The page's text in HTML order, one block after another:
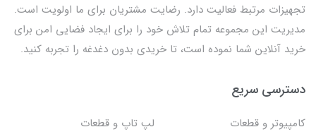
تجهیزات مرتبط فعالیت دارد. رضایت مشتریان برای ما اولویت است.
مدیریت این مجموعه تمام تلاش خود را برای ایجاد فضایی امن برای
خرید آنلاین شما نموده است، تا خریدی بدون دغدغه را تجربه کنید.
دسترسی سریع
کامپیوتر و قطعات
لپ تاپ و قطعات